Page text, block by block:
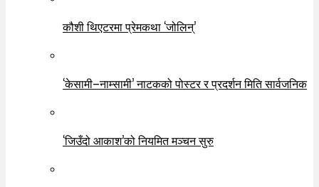
कौशी थिएटरमा प्रेमकथा ‘जोलिन्’
‘केसामी–नाम्सामी’ नाटकको पोस्टर र प्रदर्शन मिति सार्वजनिक
‘जिउँदो आकाश’को नियमित मञ्चन सुरु